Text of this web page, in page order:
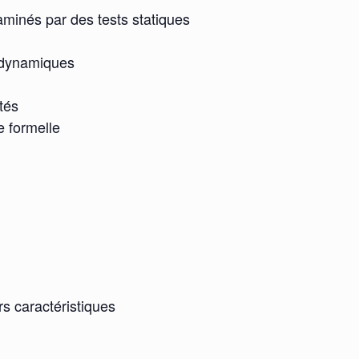
par des tests statiques
formelle
caractéristiques